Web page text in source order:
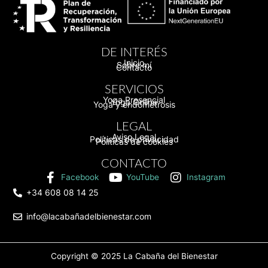
DE INTERÉS
Inicio
Sobre mí
Contacto
SERVICIOS
Yoga Presencial
Yoga Online
Yoga y endometrosis
LEGAL
Aviso Legal
Políticas de privacidad
Políticas de cookies
CONTACTO
Facebook YouTube Instagram
+34 608 08 14 25
info@lacabañadelbienestar.com
Copyright © 2025 La Cabaña del Bienestar